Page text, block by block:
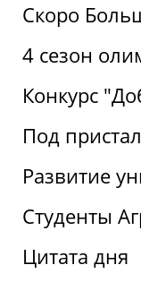
Скоро
4 сезон
Конкурс
Под
Развитие
Студенты
Цитата дня